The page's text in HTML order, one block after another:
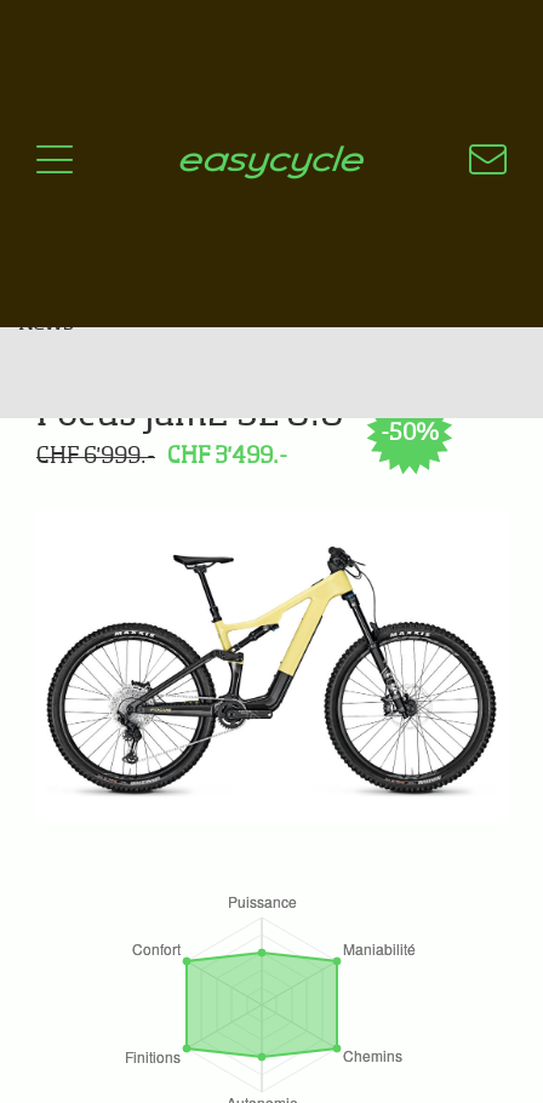
Nos critères de sélection
News
Focus Jam2 SL 8.8
-50%
CHF 6'999.-
CHF 3'499.-